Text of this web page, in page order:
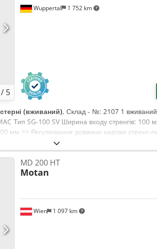
/ 5
Wuppertal 1 752 km
(вживаний), Склад - №: 2107 1
Тип SG-100 SV Ширина входу стренгів:
мм >> Регулювання довжини нарізки стренг-
STÖBER Звукоізольований кожух
наявності відповідні стренг-
стренг-гранулятори та інші грануляційні
Wien 1 097 km
MD 200 HT
Motan